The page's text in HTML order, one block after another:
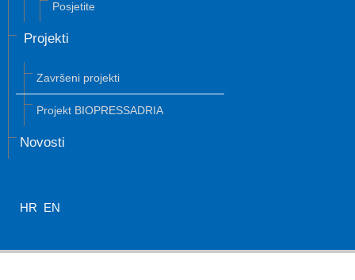
Posjetite
Projekti
Završeni projekti
Projekt BIOPRESSADRIA
Novosti
HR EN